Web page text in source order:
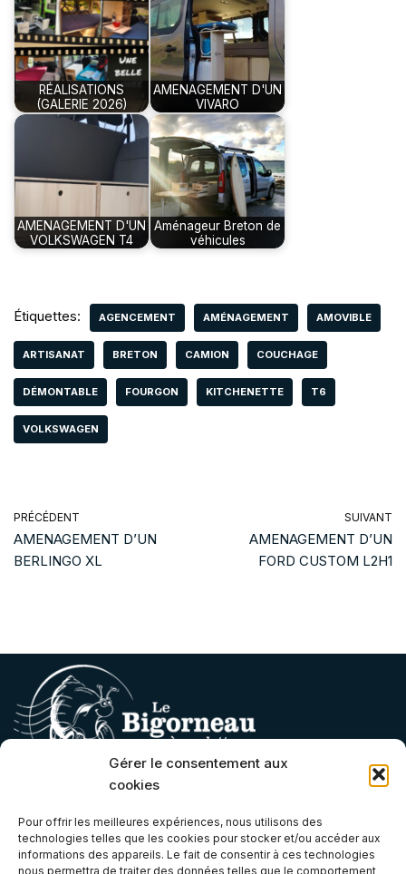
Gérer le consentement aux
cookies
Pour offrir les meilleures expériences, nous utilisons des
technologies telles que les cookies pour stocker et/ou accéder aux
informations des appareils. Le fait de consentir à ces technologies
nous permettra de traiter des données telles que le comportement
RÉALISATIONS
(GALERIE 2026)
AMENAGEMENT D'UN
VIVARO
AMENAGEMENT D'UN
VOLKSWAGEN T4
Aménageur Breton de
véhicules
Étiquettes: AGENCEMENT AMÉNAGEMENT AMOVIBLE
ARTISANAT BRETON CAMION COUCHAGE
DÉMONTABLE FOURGON KITCHENETTE T6
VOLKSWAGEN
PRÉCÉDENT
AMENAGEMENT D’UN
BERLINGO XL
SUIVANT
AMENAGEMENT D’UN
FORD CUSTOM L2H1
contact@lebigorneauaroulettes.fr